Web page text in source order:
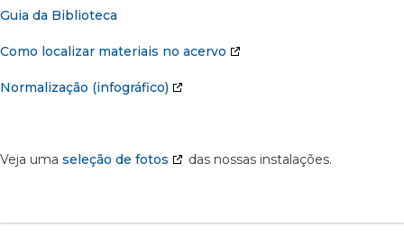
Guia da Biblioteca
Como localizar materiais no acervo
Normalização (infográfico)
Veja uma seleção de fotos das nossas instalações.